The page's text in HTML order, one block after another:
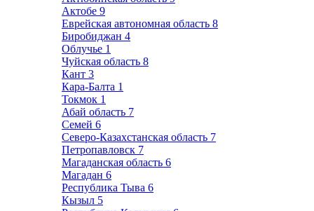
Актобе 9
Еврейская автономная область 8
Биробиджан 4
Облучье 1
Чуйская область 8
Кант 3
Кара-Балта 1
Токмок 1
Абай область 7
Семей 6
Северо-Казахстанская область 7
Петропавловск 7
Магаданская область 6
Магадан 6
Республика Тыва 6
Кызыл 5